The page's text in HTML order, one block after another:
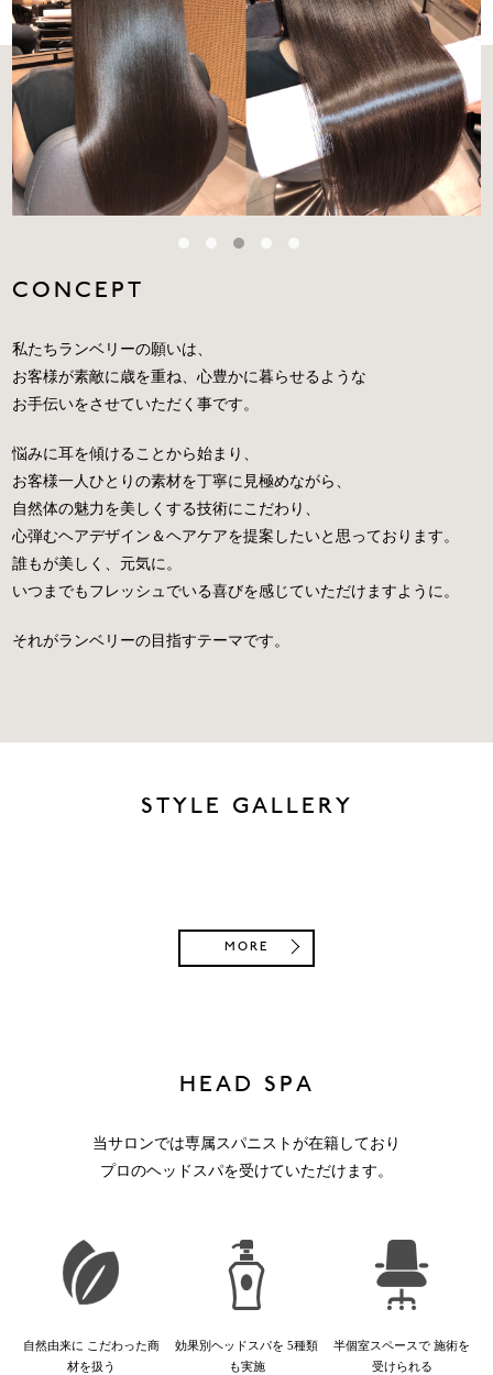
CONCEPT
私たちランベリーの願いは、
お客様が素敵に歳を重ね、心豊かに暮らせるような
お手伝いをさせていただく事です。
悩みに耳を傾けることから始まり、
お客様一人ひとりの素材を丁寧に見極めながら、
自然体の魅力を美しくする技術にこだわり、
心弾むヘアデザイン＆ヘアケアを提案したいと思っております。
誰もが美しく、元気に。
いつまでもフレッシュでいる喜びを感じていただけますように。
それがランベリーの目指すテーマです。
STYLE GALLERY
MORE
HEAD SPA
当サロンでは専属スパニストが在籍しており
プロのヘッドスパを受けていただけます。
自然由来に こだわった商
材を扱う
効果別ヘッドスパを 5種類
も実施
半個室スペースで 施術を
受けられる